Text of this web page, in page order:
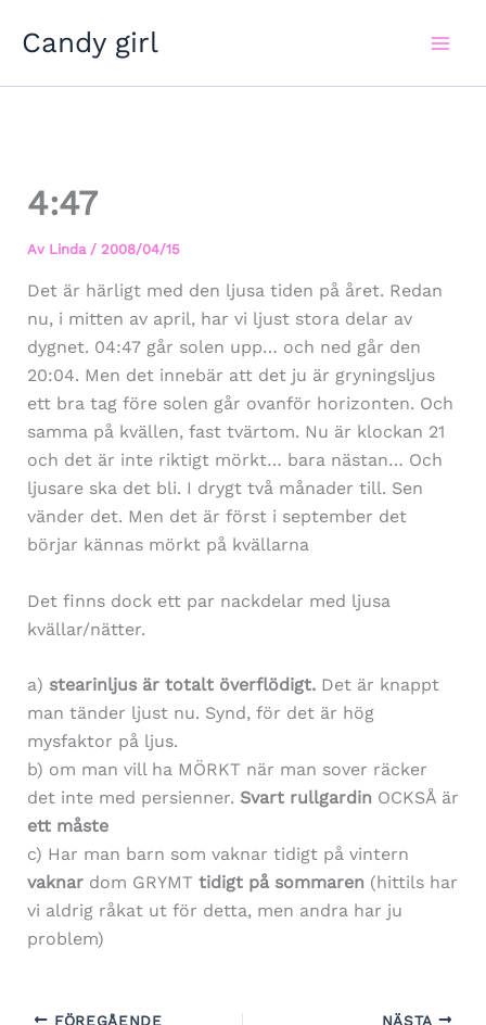
Candy girl
4:47
Av Linda / 2008/04/15
Det är härligt med den ljusa tiden på året. Redan
nu, i mitten av april, har vi ljust stora delar av
dygnet. 04:47 går solen upp… och ned går den
20:04. Men det innebär att det ju är gryningsljus
ett bra tag före solen går ovanför horizonten. Och
samma på kvällen, fast tvärtom. Nu är klockan 21
och det är inte riktigt mörkt… bara nästan… Och
ljusare ska det bli. I drygt två månader till. Sen
vänder det. Men det är först i september det
börjar kännas mörkt på kvällarna
Det finns dock ett par nackdelar med ljusa
kvällar/nätter.
a) stearinljus är totalt överflödigt.Det är knappt
man tänder ljust nu. Synd, för det är hög
mysfaktor på ljus.
b) om man vill ha MÖRKT när man sover räcker
det inte med persienner. Svart rullgardin OCKSÅ är
ett måste
c) Har man barn som vaknar tidigt på vintern
vaknar dom GRYMT tidigt på sommaren (hittils har
vi aldrig råkat ut för detta, men andra har ju
problem)
FÖREGÅENDE NÄSTA